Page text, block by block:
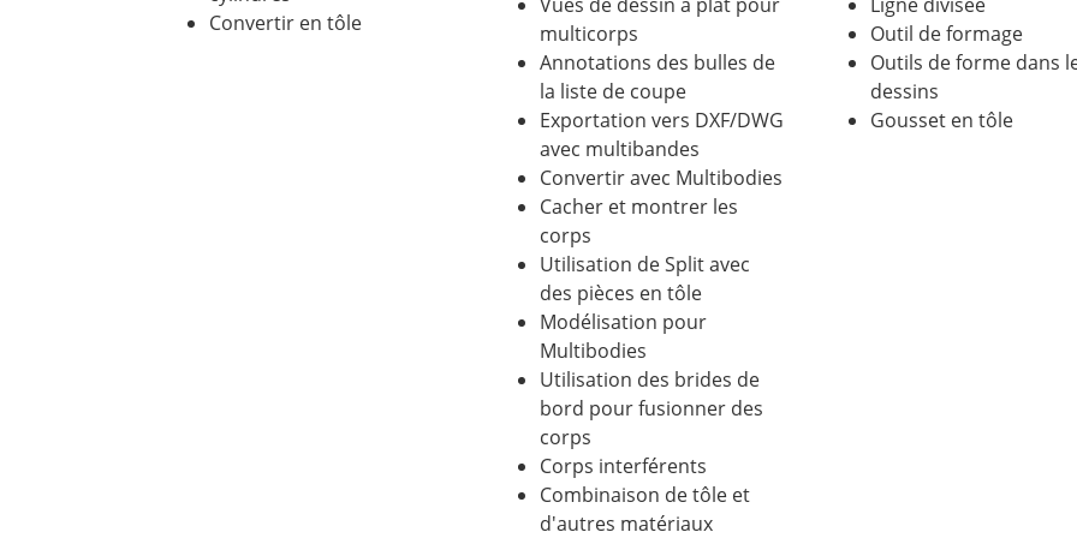
Convertir en tôle
multicorps
Annotations des bulles de
la liste de coupe
Exportation vers DXF/DWG
avec multibandes
Convertir avec Multibodies
Cacher et montrer les
corps
Utilisation de Split avec
des pièces en tôle
Modélisation pour
Multibodies
Utilisation des brides de
bord pour fusionner des
corps
Corps interférents
Combinaison de tôle et
d'autres matériaux
Outil de formage
Outils de forme dans
dessins
Gousset en tôle